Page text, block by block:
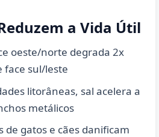
a Vida Útil
oeste/norte degrada 2x
face sul/leste
litorâneas, sal acelera a
metálicos
de gatos e cães danificam